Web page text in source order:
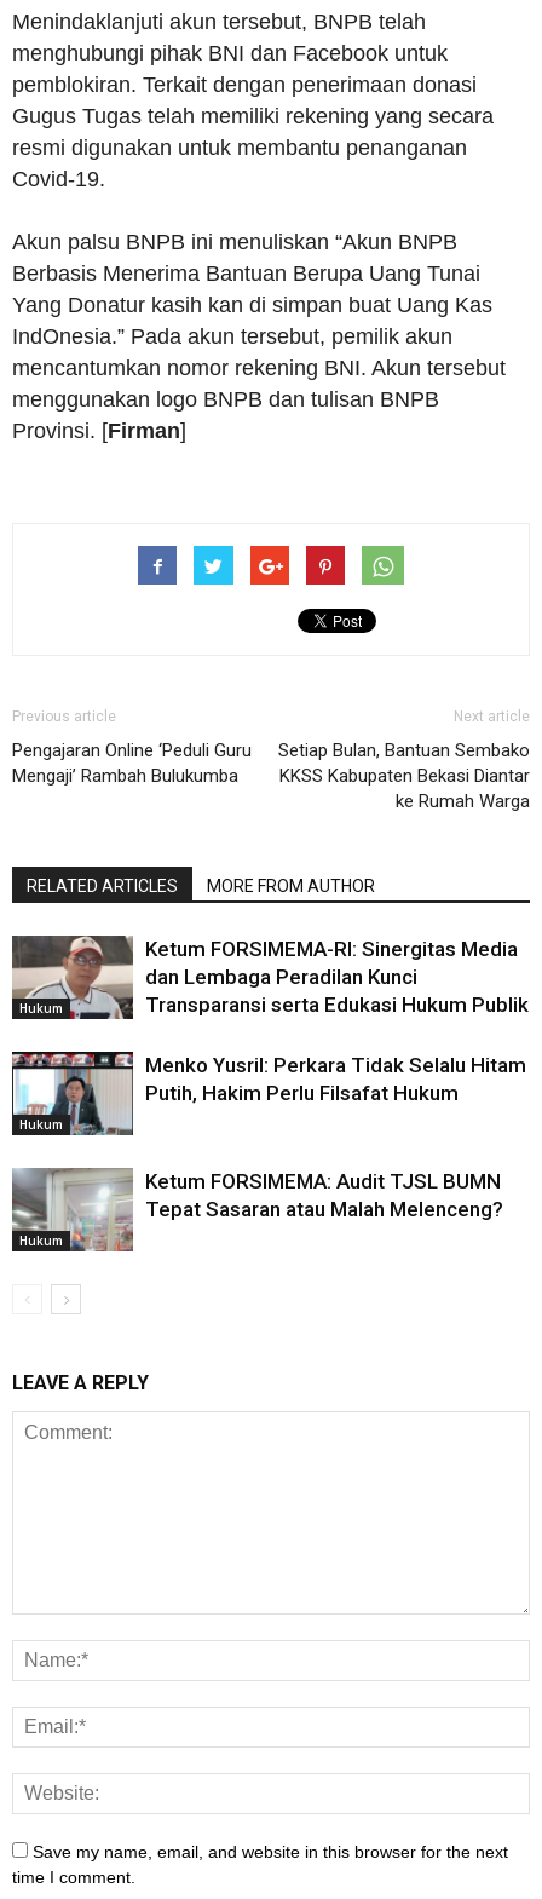
Menindaklanjuti akun tersebut, BNPB telah
menghubungi pihak BNI dan Facebook untuk
pemblokiran. Terkait dengan penerimaan donasi
Gugus Tugas telah memiliki rekening yang secara
resmi digunakan untuk membantu penanganan
Covid-19.
Akun palsu BNPB ini menuliskan “Akun BNPB
Berbasis Menerima Bantuan Berupa Uang Tunai
Yang Donatur kasih kan di simpan buat Uang Kas
IndOnesia.” Pada akun tersebut, pemilik akun
mencantumkan nomor rekening BNI. Akun tersebut
menggunakan logo BNPB dan tulisan BNPB
Provinsi. [Firman]
Previous article
Pengajaran Online ‘Peduli Guru
Mengaji’ Rambah Bulukumba
Next article
Setiap Bulan, Bantuan Sembako
KKSS Kabupaten Bekasi Diantar
ke Rumah Warga
RELATED ARTICLES MORE FROM AUTHOR
Hukum
Ketum FORSIMEMA-RI: Sinergitas Media
dan Lembaga Peradilan Kunci
Transparansi serta Edukasi Hukum Publik
Hukum
Menko Yusril: Perkara Tidak Selalu Hitam
Putih, Hakim Perlu Filsafat Hukum
Hukum
Ketum FORSIMEMA: Audit TJSL BUMN
Tepat Sasaran atau Malah Melenceng?
LEAVE A REPLY
Save my name, email, and website in this browser for the next
time I comment.